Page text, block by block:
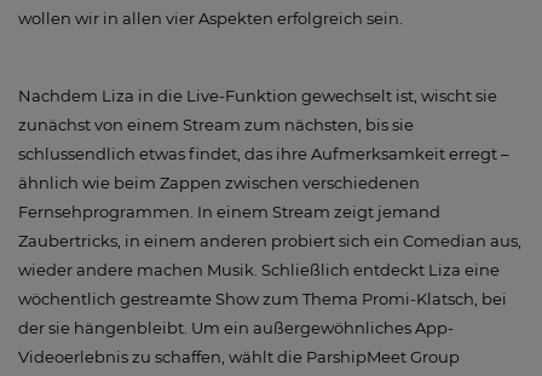
wollen wir in allen vier Aspekten erfolgreich sein.
Nachdem Liza in die Live-Funktion gewechselt ist, wischt sie
zunächst von einem Stream zum nächsten, bis sie
schlussendlich etwas findet, das ihre Aufmerksamkeit erregt –
ähnlich wie beim Zappen zwischen verschiedenen
Fernsehprogrammen. In einem Stream zeigt jemand
Zaubertricks, in einem anderen probiert sich ein Comedian aus,
wieder andere machen Musik. Schließlich entdeckt Liza eine
wöchentlich gestreamte Show zum Thema Promi-Klatsch, bei
der sie hängenbleibt. Um ein außergewöhnliches App-
Videoerlebnis zu schaffen, wählt die ParshipMeet Group